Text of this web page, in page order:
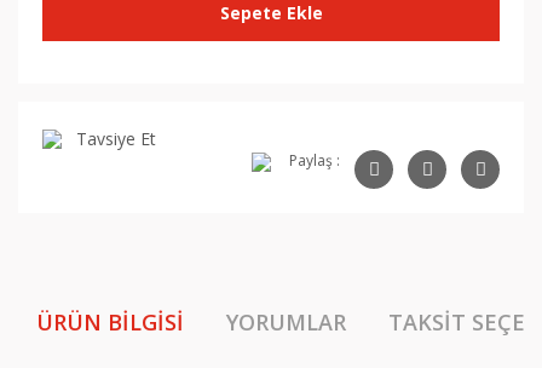
Sepete Ekle
Tavsiye Et
Paylaş :
ÜRÜN BILGISI YORUMLAR TAKSIT